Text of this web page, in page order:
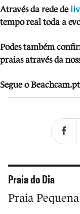
Através da rede de
tempo real toda a
Podes também
praias através da
Segue o
Praia do Dia
Praia Pequena